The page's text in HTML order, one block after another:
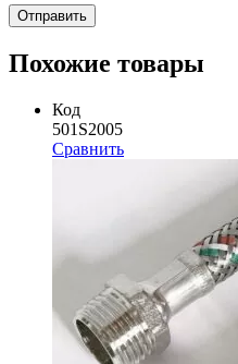
Похожие товары
Код
501S2005
Сравнить